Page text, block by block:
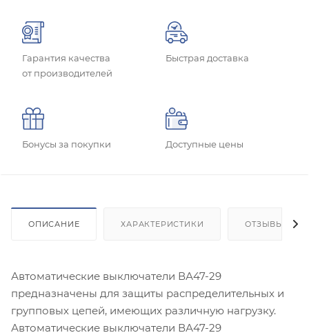
Гарантия качества
от производителей
Быстрая доставка
Бонусы за покупки Доступные цены
ОПИСАНИЕ ХАРАКТЕРИСТИКИ ОТЗЫВЫ
Автоматические выключатели ВА47-29
предназначены для защиты распределительных и
групповых цепей, имеющих различную нагрузку.
Автоматические выключатели ВА47-29